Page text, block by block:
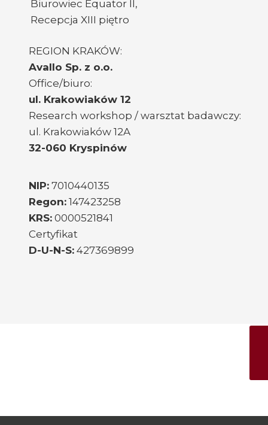
NIP: 7010440135
Regon: 147423258
KRS: 0000521841
Certyfikat
D-U-N-S: 427369899
REGION KRAKÓW:
Avallo Sp. z o.o.
Office/biuro:
ul. Krakowiaków 12
Research workshop / warsztat badawczy:
ul. Krakowiaków 12A
32-060 Kryspinów
Biurowiec Equator II,
Recepcja XIII piętro